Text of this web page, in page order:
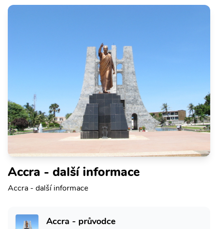
Accra - další informace
Accra - další informace
Accra - průvodce